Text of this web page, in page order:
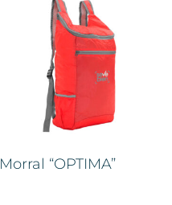
Morral “OPTIMA”